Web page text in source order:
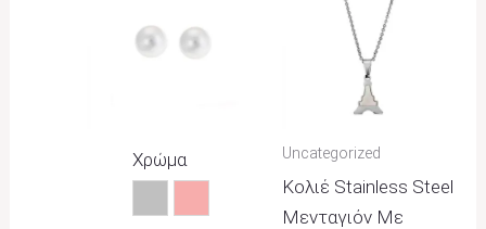
Χρώμα
ΑσημίΡοζ
Uncategorized
Κολιέ Stainless Steel
Μενταγιόν Με